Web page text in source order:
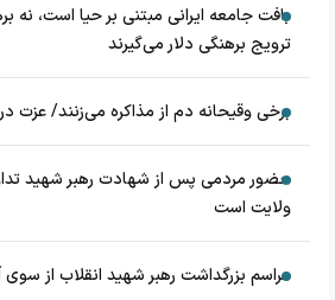
بافت جامعه ایرانی مبتنی بر حیا است، نه
ترویج برهنگی دلار می‌گیرند
برخی وقیحانه دم از مذاکره می‌زنند/ عزت
حضور مردمی پس از شهادت رهبر شهید
ولایت است
مراسم بزرگداشت رهبر شهید انقلاب از سوی